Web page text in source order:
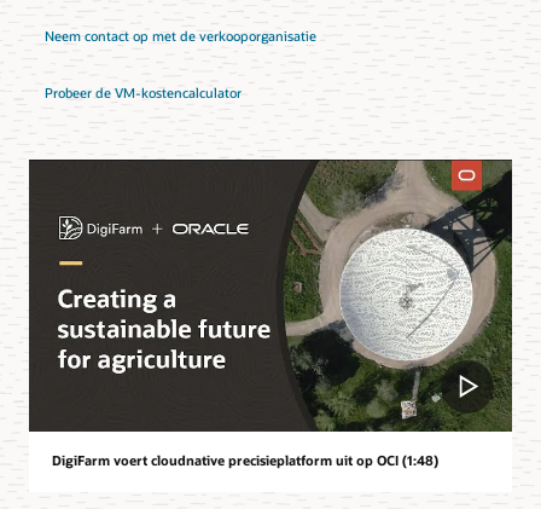
Neem contact op met de verkooporganisatie
Probeer de VM-kostencalculator
DigiFarm voert cloudnative precisieplatform uit op OCI (1:48)